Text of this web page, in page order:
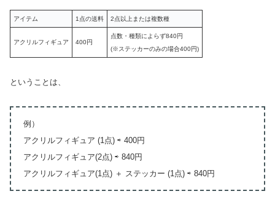
アイテム 1点の送料 2点以上または複数種
アクリルフィギュア 400円
点数・種類によらず840円
(※ステッカーのみの場合400円)
ということは、
例）
アクリルフィギュア (1点) ⇨ 400円
アクリルフィギュア(2点) ⇨ 840円
アクリルフィギュア(1点) ＋ ステッカー (1点) ⇨ 840円